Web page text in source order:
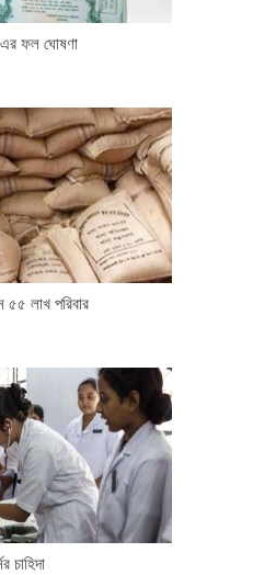
এর ফল ঘোষণা
৫৫ লাখ পরিবার
চাহিদা